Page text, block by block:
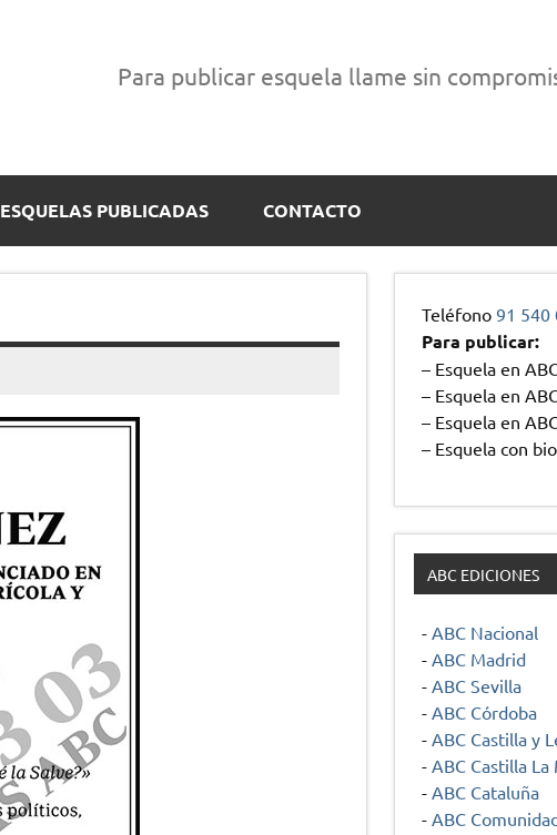
Para publicar esquela llame sin
ESQUELAS PUBLICADAS CONTACTO
Teléfono91 540
Para publicar:
– Esquela en
– Esquela en
– Esquela en
– Esquela con
ABC EDICIONES
- ABC Nacional
- ABC Madrid
- ABC Sevilla
- ABC Córdoba
- ABC Castilla y
- ABC Castilla La
- ABC Cataluña
- ABC